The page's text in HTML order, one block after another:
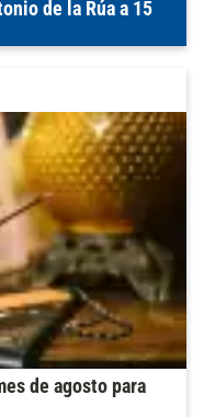
de la Rúa a 15
de agosto para